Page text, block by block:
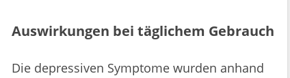
Auswirkungen bei täglichem Gebrauch
Die depressiven Symptome wurden anhand